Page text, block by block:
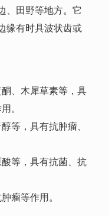
、田野等地方。它
缘有时具波状齿或
、木犀草素等，具
。
等，具有抗肿瘤、
等，具有抗菌、抗
瘤等作用。